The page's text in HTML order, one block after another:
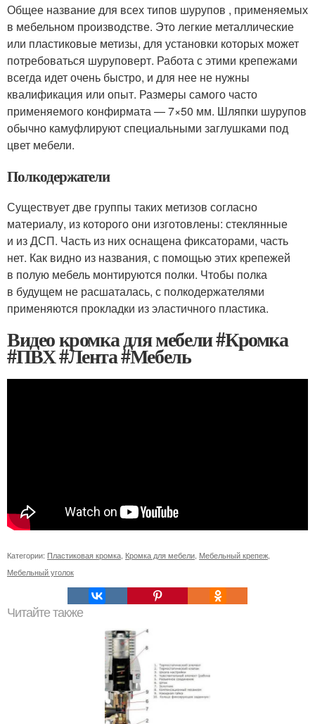
Общее название для всех типов шурупов , применяемых
в мебельном производстве. Это легкие металлические
или пластиковые метизы, для установки которых может
потребоваться шуруповерт. Работа с этими крепежами
всегда идет очень быстро, и для нее не нужны
квалификация или опыт. Размеры самого часто
применяемого конфирмата — 7×50 мм. Шляпки шурупов
обычно камуфлируют специальными заглушками под
цвет мебели.
Полкодержатели
Существует две группы таких метизов согласно
материалу, из которого они изготовлены: стеклянные
и из ДСП. Часть из них оснащена фиксаторами, часть
нет. Как видно из названия, с помощью этих крепежей
в полую мебель монтируются полки. Чтобы полка
в будущем не расшаталась, с полкодержателями
применяются прокладки из эластичного пластика.
Видео кромка для мебели #Кромка
#ПВХ #Лента #Мебель
Категории: Пластиковая кромка Кромка для мебели Мебельный крепеж
Мебельный уголок
Читайте также